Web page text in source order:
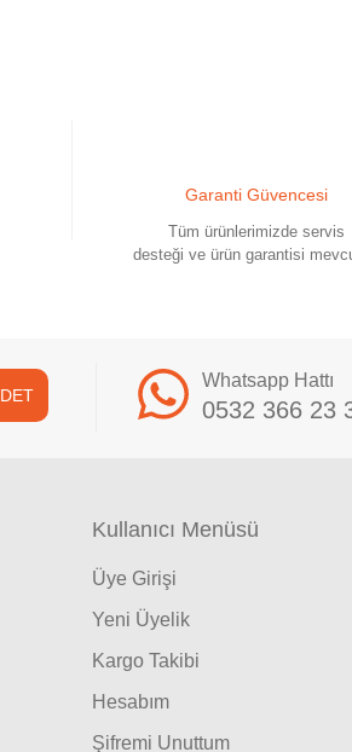
Garanti Güvencesi
Tüm ürünlerimizde servis
desteği ve ürün garantisi
Whatsapp Hattı
0532 366 23
Kullanıcı Menüsü
Üye Girişi
Yeni Üyelik
Kargo Takibi
Hesabım
Şifremi Unuttum